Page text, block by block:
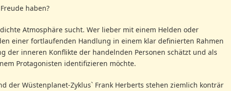
haben?
Atmosphäre sucht. Wer lieber mit einem Helden oder
einer fortlaufenden Handlung in einem klar definierten Rahmen
der inneren Konflikte der handelnden Personen schätzt und als
Protagonisten identifizieren möchte.
der Wüstenplanet-Zyklus` Frank Herberts stehen ziemlich konträr